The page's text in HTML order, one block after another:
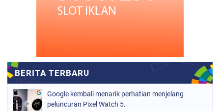
Google kembali menarik perhatian menjelang
peluncuran Pixel Watch 5.